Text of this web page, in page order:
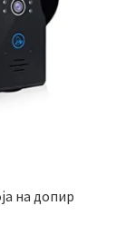
на допир